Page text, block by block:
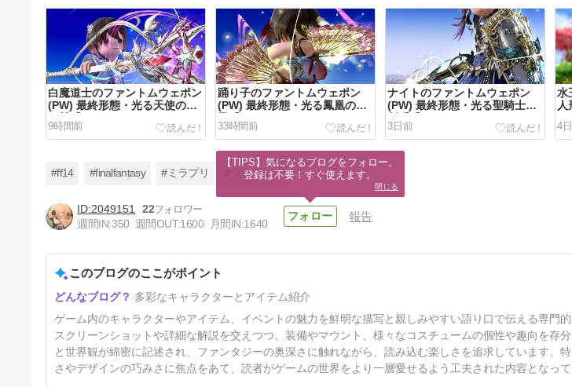
白魔道士のファントムウェポン
(PW) 最終形態・光る天使の鍵
の杖『ファントムオカルタム・
ケーン』
9時間前
踊り子のファントムウェポン
(PW) 最終形態・光る鳳凰の扇
子『ファントムオカルタム・フ
ァン』
33時間前
ナイトのファントムウェポン
(PW) 最終形態・光る聖騎士の
剣盾『ファントムオカルタム・
ソード & シールド』
3日前
水
人
編
4
鳥マウント『クワイエット・コ
リブリ』（クレセントアイル北
征編）
4日前
#ff14 #finalfantasy #ミラプリ #ララフェル
2049151
22
週間IN:350 週間OUT:1600 月間IN:1640
報告
このブログのここがポイント
多彩なキャラクターとアイテム紹介
ゲーム内のキャラクターやアイテム、イベントの魅力を鮮明な描写と親しみやすい語り口で伝える専門
スクリーンショットや詳細な解説を交えつつ、装備やマウント、様々なコスチュームの個性や趣向を存
と世界観が綿密に記述され、ファンタジーの奥深さに触れながら、読み込む楽しさを追求しています。
さやデザインの巧みさに焦点をあて、読者がゲームの世界をより一層愛せるよう工夫された内容となって
【TIPS】気になるブログをフォロー。
登録は不要！すぐ使えます。
閉じる